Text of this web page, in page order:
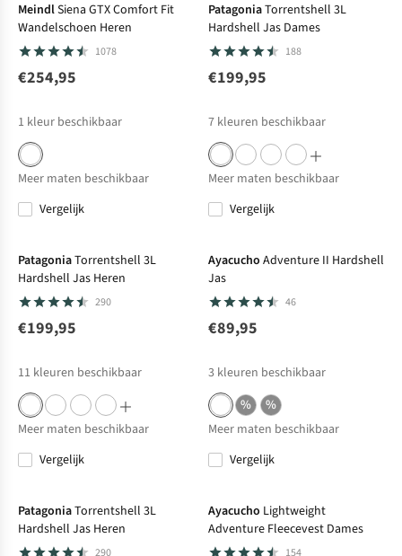
MeindlSiena GTX Comfort Fit
Wandelschoen Heren
1078
€254,95
1 kleur beschikbaar
Meer maten beschikbaar
Vergelijk
PatagoniaTorrentshell 3L
Hardshell Jas Dames
188
€199,95
7 kleuren beschikbaar
Meer maten beschikbaar
Vergelijk
PatagoniaTorrentshell 3L
Hardshell Jas Heren
290
€199,95
11 kleuren beschikbaar
Meer maten beschikbaar
Vergelijk
Ayacucho Adventure II Hardshell
Jas
46
€89,95
3 kleuren beschikbaar
%
%
Meer maten beschikbaar
Vergelijk
PatagoniaTorrentshell 3L
Hardshell Jas Heren
290
Ayacucho Lightweight
Adventure Fleecevest Dames
154